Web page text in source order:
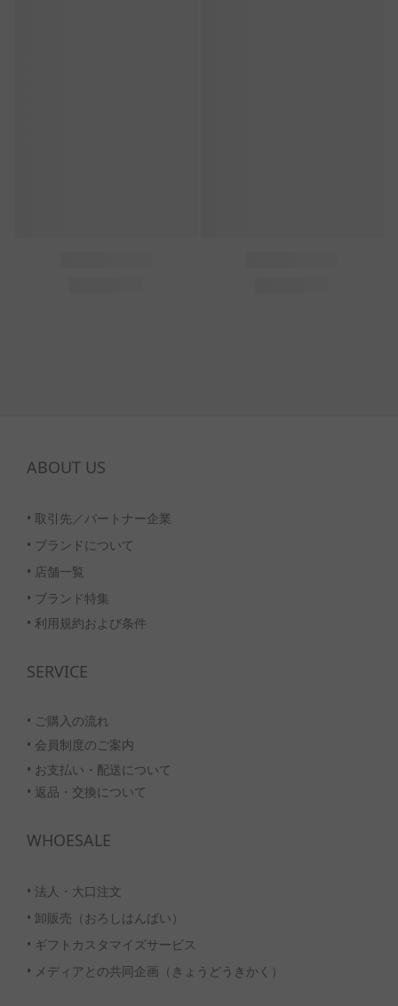
ABOUT US
• 取引先／パートナー企業
• ブランドについて
• 店舗一覧
• ブランド特集
• 利用規約および条件
SERVICE
• ご購入の流れ
• 会員制度のご案内
• お支払い・配送について
• 返品・交換について
WHOESALE
• 法人・大口注文
• 卸販売（おろしはんばい）
• ギフトカスタマイズサービス
• メディアとの共同企画（きょうどうきかく）